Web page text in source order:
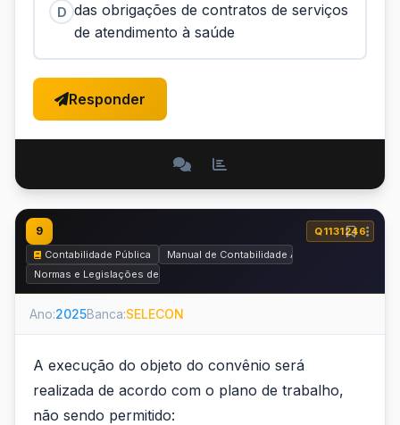
D das obrigações de contratos de serviços
de atendimento à saúde
Responder
9
Q1131246
Contabilidade Pública
Manual de Contabilidade Aplicada ao Setor
Normas e Legislações de Contabilidade Pública
Ano:2025Banca:SELECON
A execução do objeto do convênio será
realizada de acordo com o plano de trabalho,
não sendo permitido: